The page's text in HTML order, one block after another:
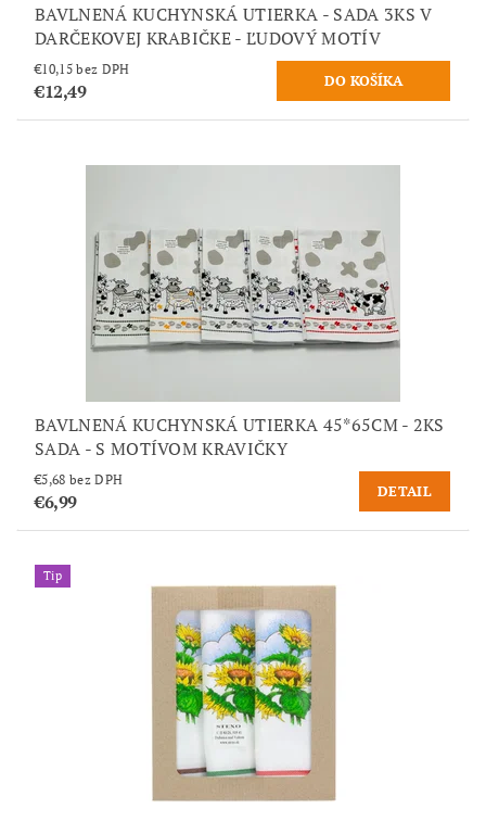
BAVLNENÁ KUCHYNSKÁ UTIERKA - SADA 3KS V
DARČEKOVEJ KRABIČKE - ĽUDOVÝ MOTÍV
€10,15 bez DPH
€12,49
BAVLNENÁ KUCHYNSKÁ UTIERKA 45*65CM - 2KS
SADA - S MOTÍVOM KRAVIČKY
€5,68 bez DPH
€6,99 DETAIL
Tip